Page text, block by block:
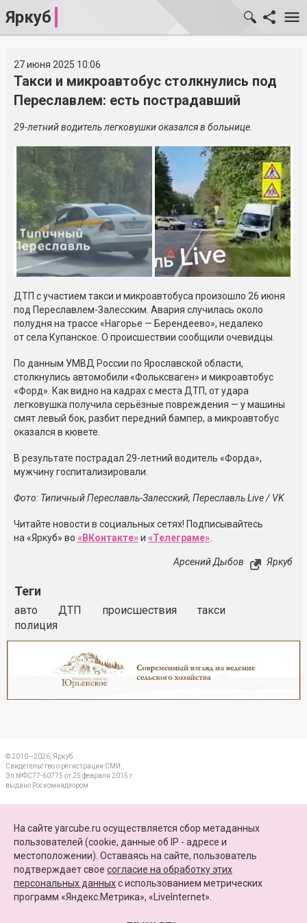
Яркуб
27 июня 2025 10:06
Такси и микроавтобус столкнулись под
Переславлем: есть пострадавший
29-летний водитель легковушки оказался в больнице.
ДТП с участием такси и микроавтобуса произошло 26 июня
под Переславлем-Залесским. Авария случилась около
полудня на трассе «Нагорье — Берендеево», недалеко
от села Купанское. О происшествии сообщили очевидцы.
По данным УМВД России по Ярославской области,
столкнулись автомобили «Фольксваген» и микроавтобус
«Форд». Как видно на кадрах с места ДТП, от удара
легковушка получила серьёзные повреждения — у машины
смят левый бок, разбит передний бампер, а микроавтобус
оказался в кювете.
В результате пострадал 29-летний водитель «Форда»,
мужчину госпитализировали.
Фото: Типичный Переславль-Залесский, Переславль Live / VK
Читайте новости в социальных сетях! Подписывайтесь
на «Яркуб» во «ВКонтакте»и «Телеграме».
Арсений Дыбов Яркуб
Теги
авто ДТП происшествия
такси
полиция
© 2010—2026, Яркуб
Свидетельство о регистрации СМИ:
Эл №ФС77-60775 от 25 февраля 2015 г.
выдано Роскомнадзором
ПАРТНЕРЫ
КАРТА САЙТА
+7 (4852) 64-15-52
На сайте yarcube.ru осуществляется сбор метаданных
пользователей (cookie, данные об IP - адресе и
местоположении). Оставаясь на сайте, пользователь
подтверждает свое согласие на обработку этих
персональных данныхc использованием метрических
программ «Яндекс.Метрика», «LiveInternet».